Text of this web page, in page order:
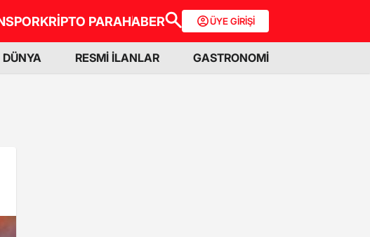
SPORKRİPTO PARAHABER ÜYE GİRİŞİ
DÜNYA RESMİ İLANLAR GASTRONOMİ